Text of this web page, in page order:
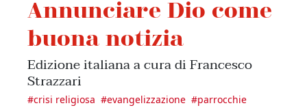
Annunciare Dio come
buona notizia
Edizione italiana a cura di Francesco
Strazzari
#crisi religiosa #evangelizzazione #parrocchie